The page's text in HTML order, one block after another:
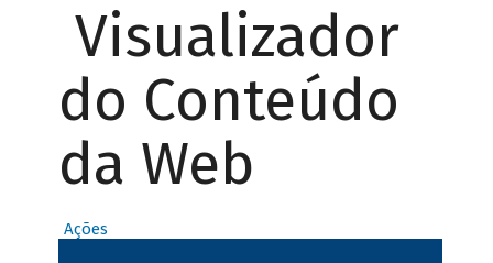
Visualizador
do Conteúdo
da Web
Ações